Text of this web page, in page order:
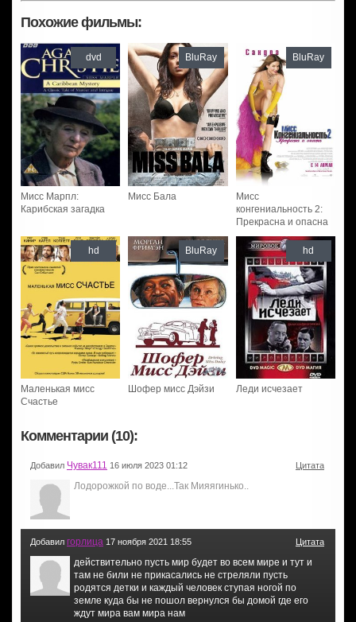
Похожие фильмы:
Мисс Марпл:
Карибская загадка
dvd
Мисс Бала
BluRay
Мисс
конгениальность 2:
Прекрасна и опасна
BluRay
Маленькая мисс
Счастье
hd
Шофер мисс Дэйзи
BluRay
Леди исчезает
hd
Комментарии (10):
Добавил Чувак111 16 июля 2023 01:12 Цитата
Лодорожкой по воде...Так Мияягинько..
Добавил горлица 17 ноября 2021 18:55 Цитата
действительно пусть мир будет во всем мире и тут и
там не били не прикасались не стреляли пусть
родятся детки и каждый человек ступая ногой по
земле куда бы не пошол вернулся бы домой где его
ждут мира вам мира нам